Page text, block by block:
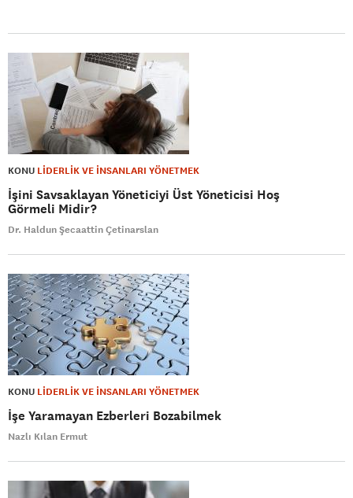
KONU LİDERLİK VE İNSANLARI YÖNETMEK
İşini Savsaklayan Yöneticiyi Üst Yöneticisi Hoş
Görmeli Midir?
Dr. Haldun Şecaattin Çetinarslan
KONU LİDERLİK VE İNSANLARI YÖNETMEK
İşe Yaramayan Ezberleri Bozabilmek
Nazlı Kılan Ermut